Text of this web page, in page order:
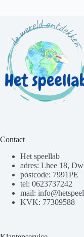
Contact
Het speellab
adres: Lhee 18,
postcode: 7991PE
tel: 0623737242
mail:
KVK: 77309588